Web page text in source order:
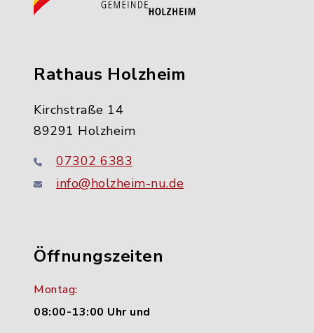
Rathaus Holzheim
Kirchstraße 14
89291 Holzheim
07302 6383
info@holzheim-nu.de
Öffnungszeiten
Montag:
08:00-13:00 Uhr und